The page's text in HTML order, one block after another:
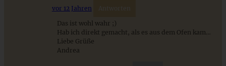
vor 12 Jahren Antworten
Das ist wohl wahr ;)
Hab ich direkt gemacht, als es aus dem Ofen kam…
Liebe Grüße
Andrea